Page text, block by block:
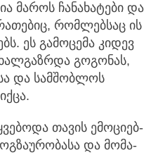
მაროს ჩანახატები და
რომლებსაც ის
ეს გამოცემა კიდევ
გოგონას,
და სამშობლოს
თა­ვის ემო­ცი­ებ­
და მო­მა­